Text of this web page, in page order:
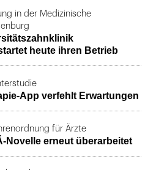
in der Medizinische
heute ihren Betrieb
App verfehlt Erwartungen
für Ärzte
Novelle erneut überarbeitet